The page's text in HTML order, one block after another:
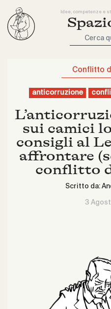
Idee, competenze e
Cerca
Conflitto
anticorruzione
sui camici
consigli al
affrontare
conflitto
Scritto da:
3